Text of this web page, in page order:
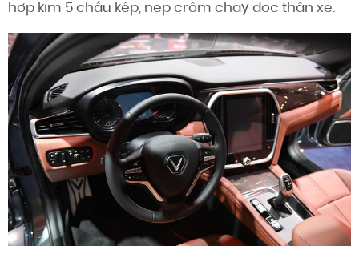
hợp kim 5 chấu kép, nẹp crôm chạy dọc thân xe.